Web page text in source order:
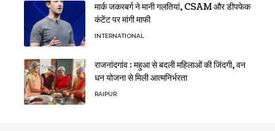
मार्क जकरबर्ग ने मानी गलतियां, CSAM और डीपफेक
कंटेंट पर मांगी माफी
INTERNATIONAL
राजनांदगांव : महुआ से बदली महिलाओं की जिंदगी, वन
धन योजना से मिली आत्मनिर्भरता
RAIPUR